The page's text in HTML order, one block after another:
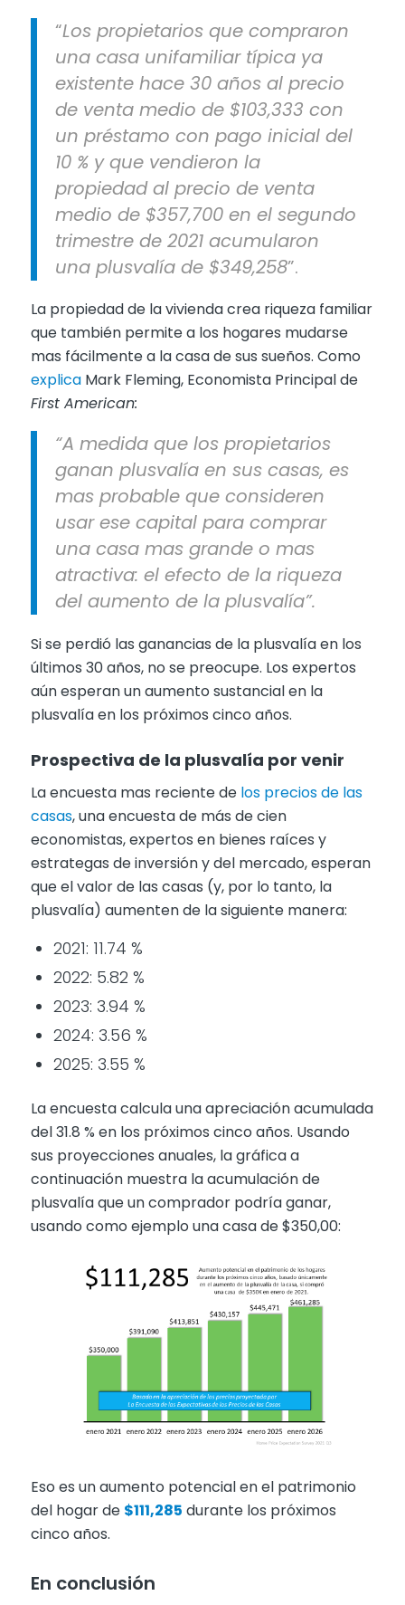
“Los propietarios que compraron
una casa unifamiliar típica ya
existente hace 30 años al precio
de venta medio de $103,333 con
un préstamo con pago inicial del
10 % y que vendieron la
propiedad al precio de venta
medio de $357,700 en el segundo
trimestre de 2021 acumularon
una plusvalía de $349,258”.
La propiedad de la vivienda crea riqueza familiar
que también permite a los hogares mudarse
mas fácilmente a la casa de sus sueños. Como
explicaMark Fleming, Economista Principal de
First American:
“A medida que los propietarios
ganan plusvalía en sus casas, es
mas probable que consideren
usar ese capital para comprar
una casa mas grande o mas
atractiva: el efecto de la riqueza
del aumento de la plusvalía”.
Si se perdió las ganancias de la plusvalía en los
últimos 30 años, no se preocupe. Los expertos
aún esperan un aumento sustancial en la
plusvalía en los próximos cinco años.
Prospectiva de la plusvalía por venir
La encuesta mas reciente de los precios de las
casas, una encuesta de más de cien
economistas, expertos en bienes raíces y
estrategas de inversión y del mercado, esperan
que el valor de las casas (y, por lo tanto, la
plusvalía) aumenten de la siguiente manera:
2021: 11.74 %
2022: 5.82 %
2023: 3.94 %
2024: 3.56 %
2025: 3.55 %
La encuesta calcula una apreciación acumulada
del 31.8 % en los próximos cinco años. Usando
sus proyecciones anuales, la gráfica a
continuación muestra la acumulación de
plusvalía que un comprador podría ganar,
usando como ejemplo una casa de $350,00:
Eso es un aumento potencial en el patrimonio
del hogar de $111,285 durante los próximos
cinco años.
En conclusión